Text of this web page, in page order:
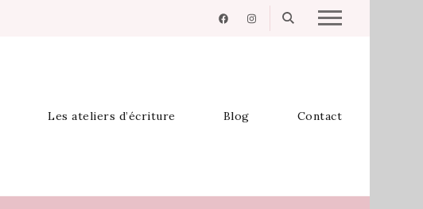
Les ateliers d’écriture Blog Contact